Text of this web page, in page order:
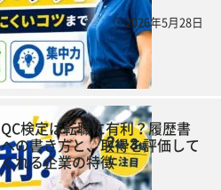
2026年5月28日
QC検定は転職に有利？履歴書
への書き方と、取得を評価して
くれる企業の特徴